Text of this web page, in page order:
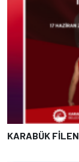
KARABÜK